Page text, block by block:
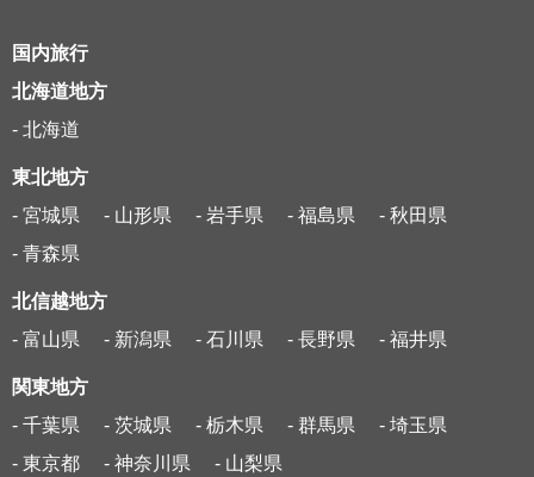
国内旅行
北海道地方
- 北海道
東北地方
- 宮城県
- 山形県 - 岩手県 - 福島県
- 秋田県
- 青森県
北信越地方
- 富山県
- 新潟県 - 石川県 - 長野県 - 福井県
関東地方
- 千葉県
- 茨城県 - 栃木県 - 群馬県
- 埼玉県
- 東京都
- 神奈川県 - 山梨県